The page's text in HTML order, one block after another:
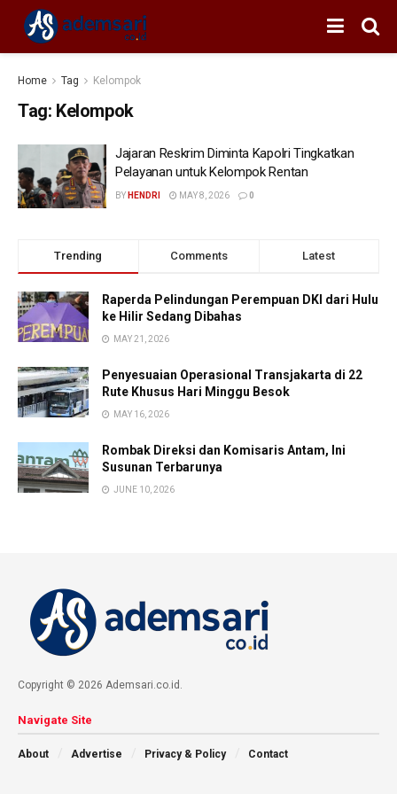
Home Tag Kelompok
Tag: Kelompok
Jajaran Reskrim Diminta Kapolri Tingkatkan
Pelayanan untuk Kelompok Rentan
BY HENDRI MAY 8, 2026 0
Trending Comments Latest
Raperda Pelindungan Perempuan DKI dari Hulu
ke Hilir Sedang Dibahas
MAY 21, 2026
Penyesuaian Operasional Transjakarta di 22
Rute Khusus Hari Minggu Besok
MAY 16, 2026
Rombak Direksi dan Komisaris Antam, Ini
Susunan Terbarunya
JUNE 10, 2026
Copyright © 2026 Ademsari.co.id.
Navigate Site
About Advertise Privacy & Policy Contact